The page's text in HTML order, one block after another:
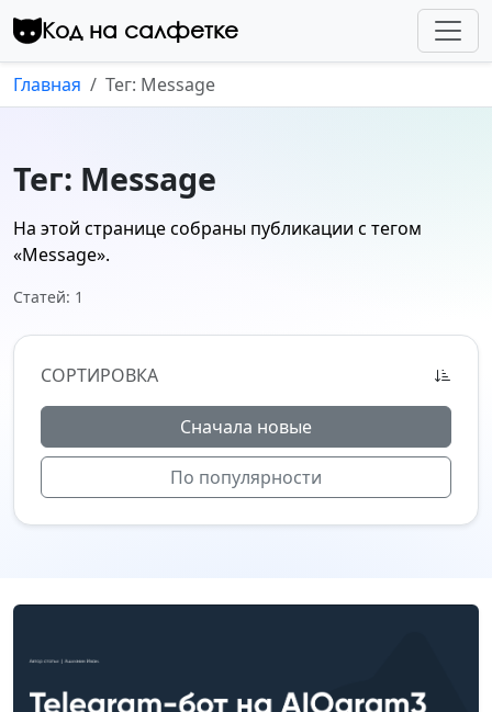
Перейти к контенту
Код на салфетке
Главная Тег: Message
Тег: Message
На этой странице собраны публикации с тегом
«Message».
Статей: 1
СОРТИРОВКА
Сначала новые
По популярности